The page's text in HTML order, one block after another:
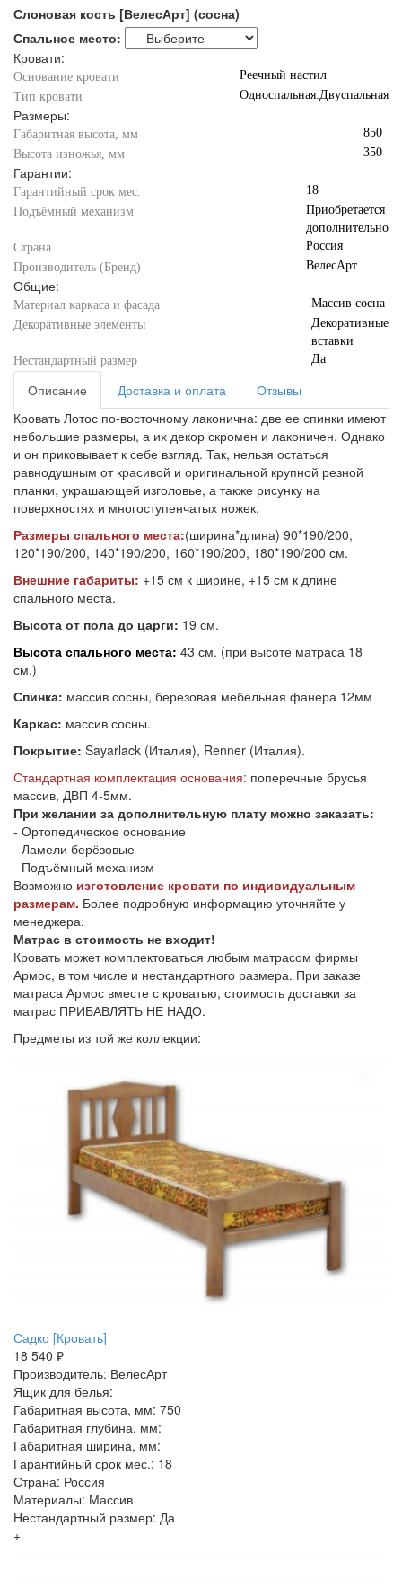
Слоновая кость [ВелесАрт] (сосна)
Спальное место:
Кровати:
Основание кровати
Реечный настил
Тип кровати
Односпальная:Двуспальная
Размеры:
Габаритная высота, мм
850
Высота изножья, мм
350
Гарантии:
Гарантийный срок мес.
18
Подъёмный механизм
Приобретается
дополнительно
Страна
Россия
Производитель (Бренд)
ВелесАрт
Общие:
Материал каркаса и фасада
Массив сосна
Декоративные элементы
Декоративные
вставки
Нестандартный размер
Да
Описание Доставка и оплата
Отзывы
Кровать Лотос по-восточному лаконична: две ее спинки имеют
небольшие размеры, а их декор скромен и лаконичен. Однако
и он приковывает к себе взгляд. Так, нельзя остаться
равнодушным от красивой и оригинальной крупной резной
планки, украшающей изголовье, а также рисунку на
поверхностях и многоступенчатых ножек.
Размеры спального места:(ширина*длина) 90*190/200,
120*190/200, 140*190/200, 160*190/200, 180*190/200 см.
Внешние габариты: +15 см к ширине, +15 см к длине
спального места.
Высота от пола до царги: 19 см.
Высота спального места: 43 см. (при высоте матраса 18
см.)
Спинка: массив сосны, березовая мебельная фанера 12мм
Каркас: массив сосны.
Покрытие: Sayarlack (Италия), Renner (Италия).
Стандартная комплектация основания: поперечные брусья
массив, ДВП 4-5мм.
При желании за дополнительную плату можно заказать:
- Ортопедическое основание
- Ламели берёзовые
- Подъёмный механизм
Возможно изготовление кровати по индивидуальным
размерам. Более подробную информацию уточняйте у
менеджера.
Матрас в стоимость не входит!
Кровать может комплектоваться любым матрасом фирмы
Армос, в том числе и нестандартного размера. При заказе
матраса Армос вместе с кроватью, стоимость доставки за
матрас ПРИБАВЛЯТЬ НЕ НАДО.
Предметы из той же коллекции:
Садко [Кровать]
18 540 ₽
Производитель: ВелесАрт
Ящик для белья:
Габаритная высота, мм: 750
Габаритная глубина, мм:
Габаритная ширина, мм:
Гарантийный срок мес.: 18
Страна: Россия
Материалы: Массив
Нестандартный размер: Да
+